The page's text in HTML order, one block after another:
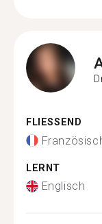
FLIESSEND
LERNT
Englisch